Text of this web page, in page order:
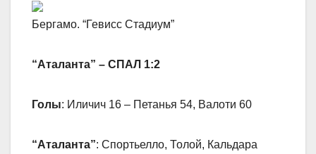
Бергамо. “Гевисс Стадиум”
“Аталанта” – СПАЛ 1:2
Голы: Иличич 16 – Петанья 54, Валоти 60
“Аталанта”: Спортьелло, Толой, Кальдара